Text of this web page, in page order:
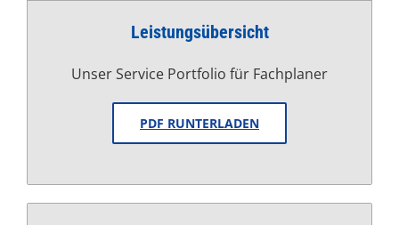
Leistungsübersicht
Unser Service Portfolio für Fachplaner
PDF RUNTERLADEN